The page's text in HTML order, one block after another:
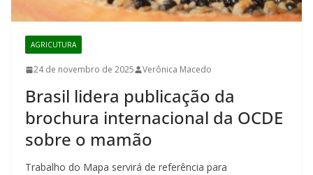
AGRICUTURA
24 de novembro de 2025 Verônica Macedo
Brasil lidera publicação da
brochura internacional da OCDE
sobre o mamão
Trabalho do Mapa servirá de referência para